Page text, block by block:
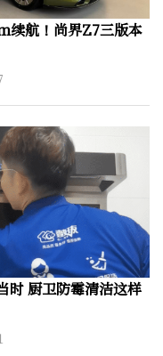
续航！尚界Z7三版本
时 厨卫防霉清洁这样